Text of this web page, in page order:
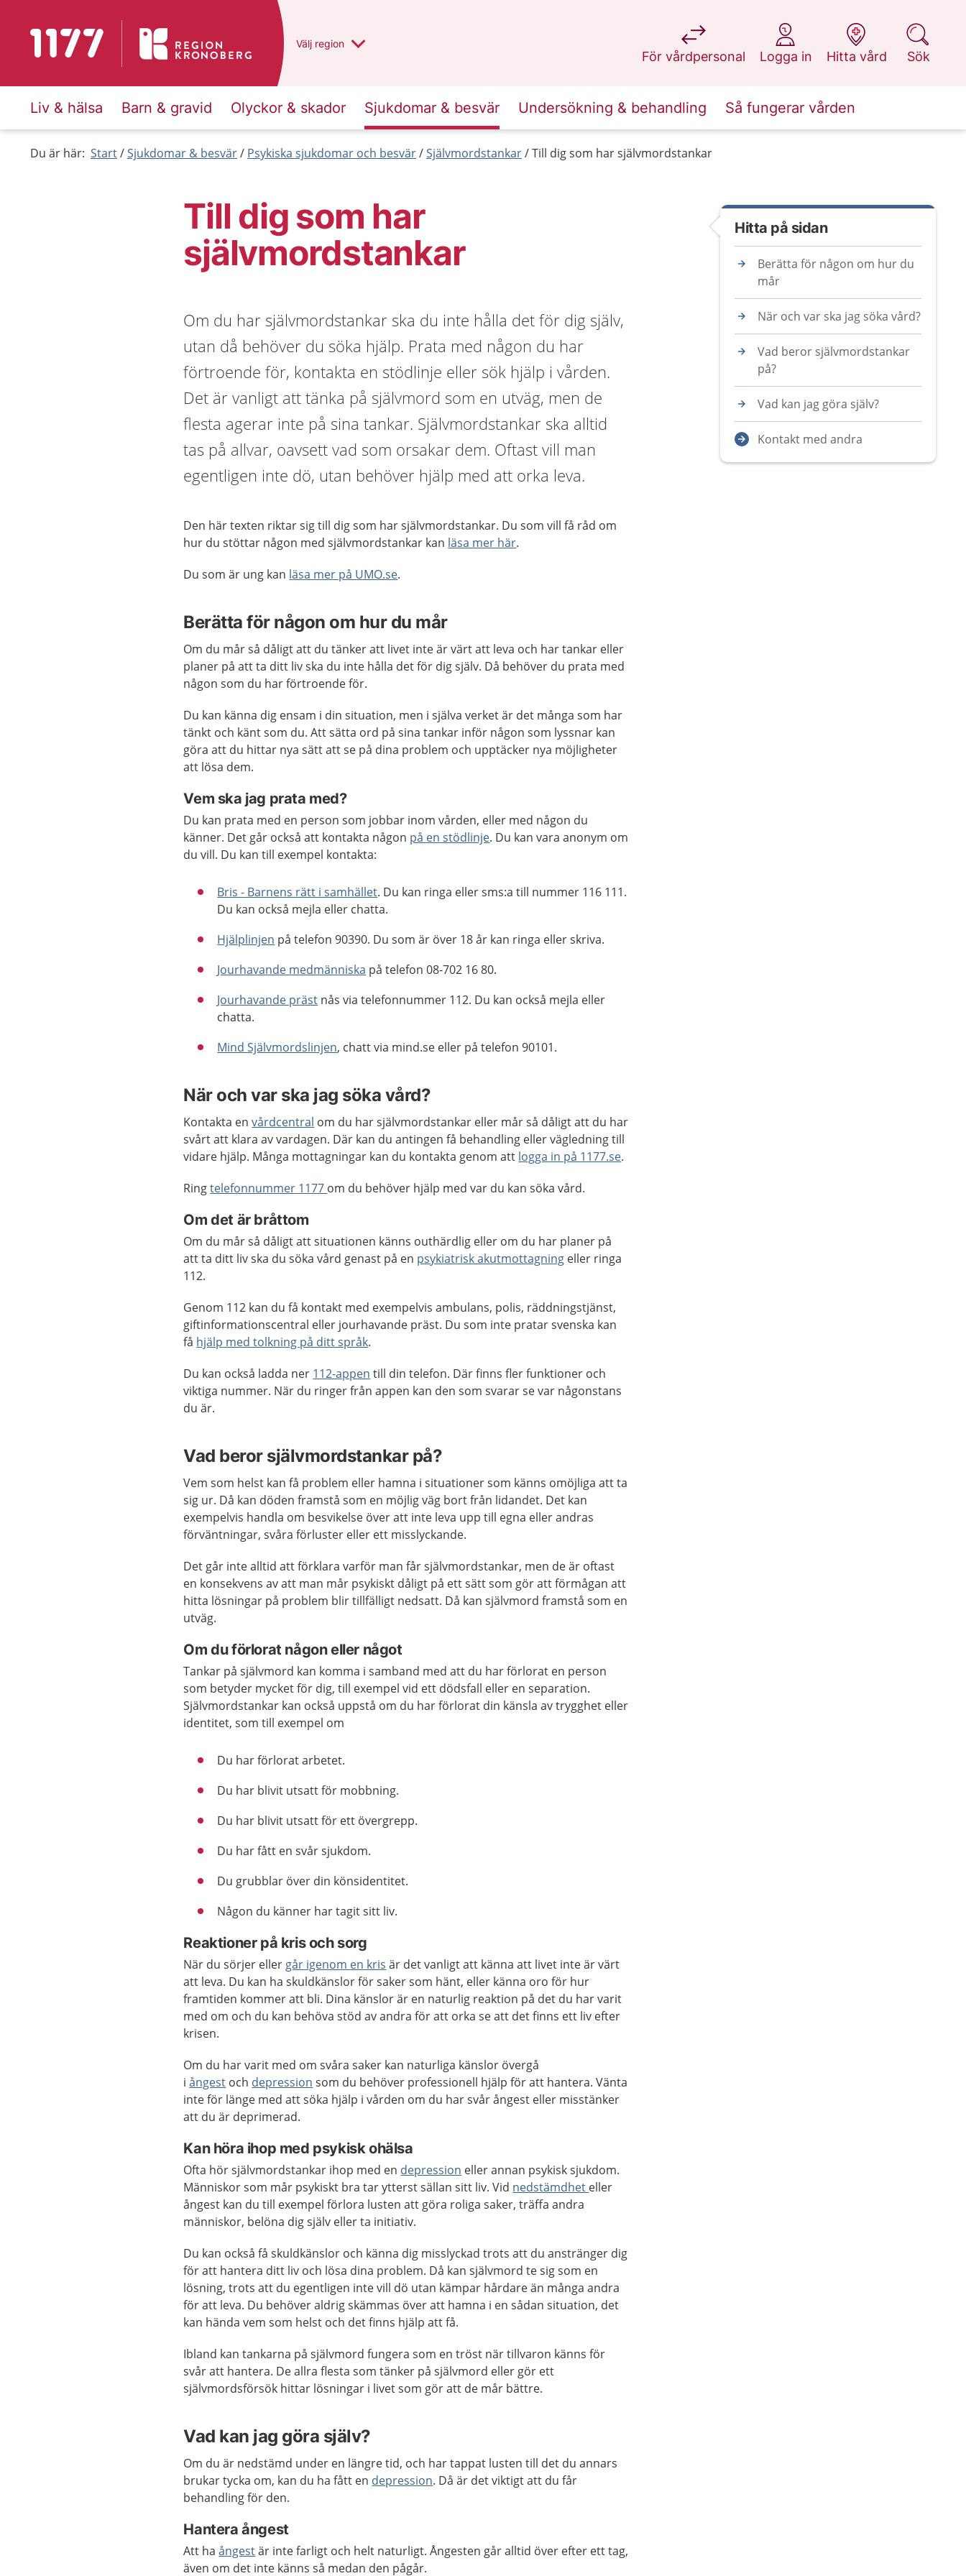
Till startsidan för 1177 Du har valt region
Välj en annan
region
För vårdpersonal
på 1177.se
Logga in
på 1177.se
Hitta vård
på 1177.se
Sök
på 1177.se
Liv & hälsa Barn & gravid Olyckor & skador Sjukdomar & besvär Undersökning & behandling Så fungerar vården
Du är här: Start Sjukdomar & besvär Psykiska sjukdomar och besvär Självmordstankar Till dig som har självmordstankar
Till dig som har
självmordstankar
Om du har självmordstankar ska du inte hålla det för dig själv,
utan då behöver du söka hjälp. Prata med någon du har
förtroende för, kontakta en stödlinje eller sök hjälp i vården.
Det är vanligt att tänka på självmord som en utväg, men de
flesta agerar inte på sina tankar. Självmordstankar ska alltid
tas på allvar, oavsett vad som orsakar dem. Oftast vill man
egentligen inte dö, utan behöver hjälp med att orka leva.
Den här texten riktar sig till dig som har självmordstankar. Du som vill få råd om
hur du stöttar någon med självmordstankar kan läsa mer här.
Du som är ung kan läsa mer på UMO.se.
Berätta för någon om hur du mår
Om du mår så dåligt att du tänker att livet inte är värt att leva och har tankar eller
planer på att ta ditt liv ska du inte hålla det för dig själv. Då behöver du prata med
någon som du har förtroende för.
Du kan känna dig ensam i din situation, men i själva verket är det många som har
tänkt och känt som du. Att sätta ord på sina tankar inför någon som lyssnar kan
göra att du hittar nya sätt att se på dina problem och upptäcker nya möjligheter
att lösa dem.
Vem ska jag prata med?
Du kan prata med en person som jobbar inom vården, eller med någon du
känner. Det går också att kontakta någon på en stödlinje. Du kan vara anonym om
du vill. Du kan till exempel kontakta:
Bris - Barnens rätt i samhället. Du kan ringa eller sms:a till nummer 116 111.
Du kan också mejla eller chatta.
Hjälplinjen på telefon 90390. Du som är över 18 år kan ringa eller skriva.
Jourhavande medmänniska på telefon 08-702 16 80.
Jourhavande präst nås via telefonnummer 112. Du kan också mejla eller
chatta.
Mind Självmordslinjen, chatt via mind.se eller på telefon 90101.
När och var ska jag söka vård?
Kontakta envårdcentral om du har självmordstankar eller mår så dåligt att du har
svårt att klara av vardagen. Där kan du antingen få behandling eller vägledning till
vidare hjälp. Många mottagningar kan du kontakta genom att logga in på 1177.se.
Ringtelefonnummer 1177 om du behöver hjälp med var du kan söka vård.
Om det är bråttom
Om du mår så dåligt att situationen känns outhärdlig eller om du har planer på
att ta ditt liv ska du söka vård genast på en psykiatrisk akutmottagning eller ringa
112.
Genom 112 kan du få kontakt med exempelvis ambulans, polis, räddningstjänst,
giftinformationscentral eller jourhavande präst. Du som inte pratar svenska kan
få hjälp med tolkning på ditt språk.
Du kan också ladda ner 112-appen till din telefon. Där finns fler funktioner och
viktiga nummer. När du ringer från appen kan den som svarar se var någonstans
du är.
Vad beror självmordstankar på?
Vem som helst kan få problem eller hamna i situationer som känns omöjliga att ta
sig ur. Då kan döden framstå som en möjlig väg bort från lidandet. Det kan
exempelvis handla om besvikelse över att inte leva upp till egna eller andras
förväntningar, svåra förluster eller ett misslyckande.
Det går inte alltid att förklara varför man får självmordstankar, men de är oftast
en konsekvens av att man mår psykiskt dåligt på ett sätt som gör att förmågan att
hitta lösningar på problem blir tillfälligt nedsatt. Då kan självmord framstå som en
utväg.
Om du förlorat någon eller något
Tankar på självmord kan komma i samband med att du har förlorat en person
som betyder mycket för dig, till exempel vid ett dödsfall eller en separation.
Självmordstankar kan också uppstå om du har förlorat din känsla av trygghet eller
identitet, som till exempel om
Du har förlorat arbetet.
Du har blivit utsatt för mobbning.
Du har blivit utsatt för ett övergrepp.
Du har fått en svår sjukdom.
Du grubblar över din könsidentitet.
Någon du känner har tagit sitt liv.
Reaktioner på kris och sorg
När du sörjer eller går igenom en kris är det vanligt att känna att livet inte är värt
att leva. Du kan ha skuldkänslor för saker som hänt, eller känna oro för hur
framtiden kommer att bli. Dina känslor är en naturlig reaktion på det du har varit
med om och du kan behöva stöd av andra för att orka se att det finns ett liv efter
krisen.
Om du har varit med om svåra saker kan naturliga känslor övergå
iångest och depression som du behöver professionell hjälp för att hantera. Vänta
inte för länge med att söka hjälp i vården om du har svår ångest eller misstänker
att du är deprimerad.
Kan höra ihop med psykisk ohälsa
Ofta hör självmordstankar ihop med en depression eller annan psykisk sjukdom.
Människor som mår psykiskt bra tar ytterst sällan sitt liv. Vid nedstämdhet eller
ångest kan du till exempel förlora lusten att göra roliga saker, träffa andra
människor, belöna dig själv eller ta initiativ.
Du kan också få skuldkänslor och känna dig misslyckad trots att du anstränger dig
för att hantera ditt liv och lösa dina problem. Då kan självmord te sig som en
lösning, trots att du egentligen inte vill dö utan kämpar hårdare än många andra
för att leva. Du behöver aldrig skämmas över att hamna i en sådan situation, det
kan hända vem som helst och det finns hjälp att få.
Ibland kan tankarna på självmord fungera som en tröst när tillvaron känns för
svår att hantera. De allra flesta som tänker på självmord eller gör ett
självmordsförsök hittar lösningar i livet som gör att de mår bättre.
Vad kan jag göra själv?
Om du är nedstämd under en längre tid, och har tappat lusten till det du annars
brukar tycka om, kan du ha fått en depression. Då är det viktigt att du får
behandling för den.
Hantera ångest
Att haångestär inte farligt och helt naturligt. Ångesten går alltid över efter ett tag,
även om det inte känns så medan den pågår.
Hitta på sidan
Berätta för någon om hur du
mår
När och var ska jag söka vård?
Vad beror självmordstankar
på?
Vad kan jag göra själv?
Kontakt med andra